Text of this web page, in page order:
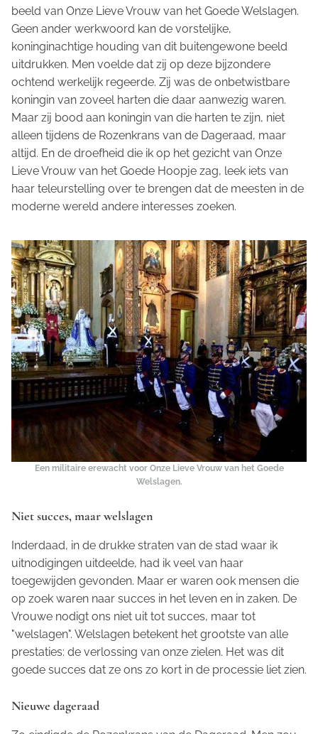
beeld van Onze Lieve Vrouw van het Goede Welslagen.
Geen ander werkwoord kan de vorstelijke,
koninginachtige houding van dit buitengewone beeld
uitdrukken. Men voelde dat zij op deze bijzondere
ochtend werkelijk regeerde. Zij was de onbetwistbare
koningin van zoveel harten die daar aanwezig waren.
Maar zij bood aan koningin van die harten te zijn, niet
alleen tijdens de Rozenkrans van de Dageraad, maar
altijd. En de droefheid die ik op het gezicht van Onze
Lieve Vrouw van het Goede Hoopje zag, leek iets van
haar teleurstelling over te brengen dat de meesten in de
moderne wereld andere interesses zoeken.
Een militaire erewacht voor Onze Lieve Vrouw van het Goede
Welslagen.
Niet succes, maar welslagen
Inderdaad, in de drukke straten van de stad waar ik
uitnodigingen uitdeelde, had ik veel van haar
toegewijden gevonden. Maar er waren ook mensen die
op zoek waren naar succes in het leven en in zaken. De
Vrouwe nodigt ons niet uit tot succes, maar tot
"welslagen". Welslagen betekent het grootste van alle
prestaties: de verlossing van onze zielen. Het was dit
goede succes dat ze ons zo kort in de processie liet zien.
Nieuwe dageraad